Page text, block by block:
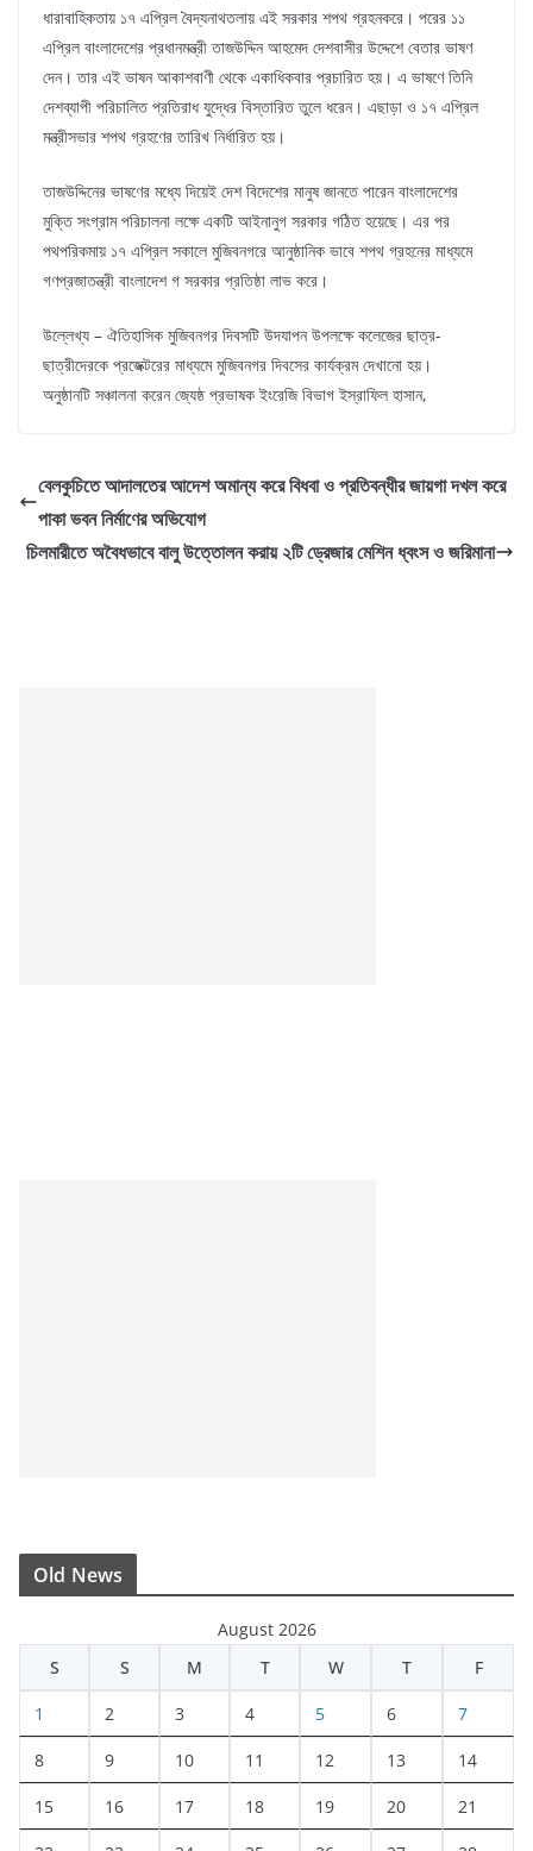
ধারাবাহিকতায় ১৭ এপ্রিল বৈদ্যনাথতলায় এই সরকার শপথ গ্রহনকরে। পরের ১১
এপ্রিল বাংলাদেশের প্রধানমন্ত্রী তাজউদ্দিন আহমেদ দেশবাসীর উদ্দেশে বেতার ভাষণ
দেন। তার এই ভাষন আকাশবাণী থেকে একাধিকবার প্রচারিত হয়। এ ভাষণে তিনি
দেশব্যাপী পরিচালিত প্রতিরাধ যুদ্ধের বিস্তারিত তুলে ধরেন। এছাড়া ও ১৭ এপ্রিল
মন্ত্রীসভার শপথ গ্রহণের তারিখ নির্ধারিত হয়।
তাজউদ্দিনের ভাষণের মধ্যে দিয়েই দেশ বিদেশের মানুষ জানতে পারেন বাংলাদেশের
মুক্তি সংগ্রাম পরিচালনা লক্ষে একটি আইনানুগ সরকার গঠিত হয়েছে। এর পর
পথপরিকমায় ১৭ এপ্রিল সকালে মুজিবনগরে আনুষ্ঠানিক ভাবে শপথ গ্রহনের মাধ্যমে
গণপ্রজাতন্ত্রী বাংলাদেশ গ সরকার প্রতিষ্ঠা লাভ করে।
উল্লেখ্য – ঐতিহাসিক মুজিবনগর দিবসটি উদযাপন উপলক্ষে কলেজের ছাত্র-
ছাত্রীদেরকে প্রজেক্টরের মাধ্যমে মুজিবনগর দিবসের কার্যক্রম দেখানো হয়।
অনুষ্ঠানটি সঞ্চালনা করেন জ্যেষ্ঠ প্রভাষক ইংরেজি বিভাগ ইস্রাফিল হাসান,
বেলকুচিতে আদালতের আদেশ অমান্য করে বিধবা ও প্রতিবন্ধীর জায়গা দখল করে
পাকা ভবন নির্মাণের অভিযোগ
চিলমারীতে অবৈধভাবে বালু উত্তোলন করায় ২টি ড্রেজার মেশিন ধ্বংস ও জরিমানা
Old News
August 2026
S
S M T W T F
1 2 3 4 5 6 7
8 9 10 11 12 13 14
15 16 17 18 19 20 21